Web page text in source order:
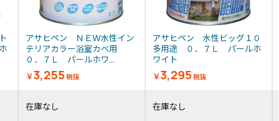
アサヒペン ＮＥＷ水性イン
テリアカラー浴室カベ用
０．７Ｌ パールホワ...
￥3,255 税抜
アサヒペン 水性ビッグ１０
多用途 ０．７Ｌ パールホ
ワイト
￥3,295 税抜
在庫なし 在庫なし